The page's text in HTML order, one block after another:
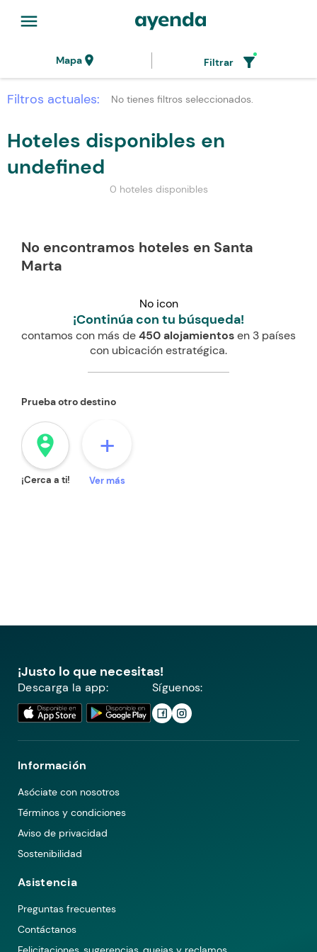
menu
Mapalocation_on Filtrar filter_alt
Filtros actuales: No tienes filtros seleccionados.
Hoteles disponibles en
undefined
0 hoteles disponibles
No encontramos hoteles en Santa
Marta
No icon
¡Continúa con tu búsqueda!
contamos con más de450 alojamientosen 3 países
con ubicación estratégica.
Prueba otro destino
person_pin_circle
¡Cerca a ti!
+
Ver más
¡Justo lo que necesitas!
Descarga la app: Síguenos:
Información
Asóciate con nosotros
Términos y condiciones
Aviso de privacidad
Sostenibilidad
Asistencia
Preguntas frecuentes
Contáctanos